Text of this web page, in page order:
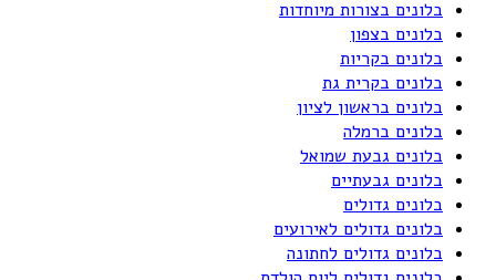
בלונים בצורות מיוחדות
בלונים בצפון
בלונים בקריות
בלונים בקרית גת
בלונים בראשון לציון
בלונים ברמלה
בלונים גבעת שמואל
בלונים גבעתיים
בלונים גדולים
בלונים גדולים לאירועים
בלונים גדולים לחתונה